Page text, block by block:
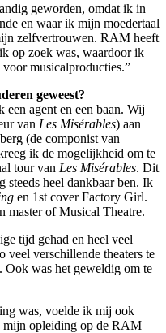
geworden, omdat ik in
en waar ik mijn moedertaal
zelfvertrouwen. RAM heeft
op zoek was, waardoor ik
musicalproducties.”
geweest?
agent en een baan. Wij
van Les Misérables) aan
(de componist van
ik de mogelijkheid om te
tour van Les Misérables. Dit
steeds heel dankbaar ben. Ik
en 1st cover Factory Girl.
master of Musical Theatre.
tijd gehad en heel veel
veel verschillende theaters te
Ook was het geweldig om te
was, voelde ik mij ook
mijn opleiding op de RAM